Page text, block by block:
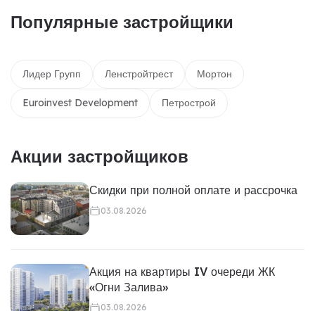
Популярные застройщики
Лидер Групп Ленстройтрест Мортон
Euroinvest Development Петрострой
Акции застройщиков
Скидки при полной оплате и рассрочка
03.08.2026
Акция на квартиры IV очереди ЖК
«Огни Залива»
03.08.2026